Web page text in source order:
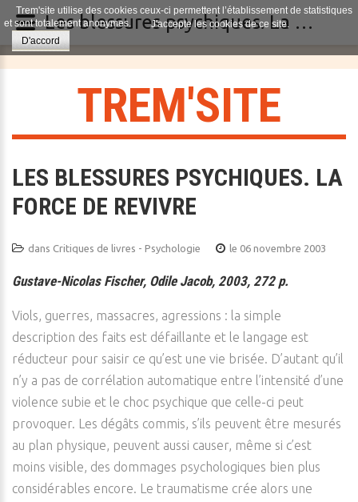
TREM'SITE
LES BLESSURES PSYCHIQUES. LA
FORCE DE REVIVRE
dans Critiques de livres - Psychologie le 06 novembre 2003
Gustave-Nicolas Fischer, Odile Jacob, 2003, 272 p.
Viols, guerres, massacres, agressions : la simple
description des faits est défaillante et le langage est
réducteur pour saisir ce qu’est une vie brisée. D’autant qu’il
n’y a pas de corrélation automatique entre l’intensité d’une
violence subie et le choc psychique que celle-ci peut
provoquer. Les dégâts commis, s’ils peuvent être mesurés
au plan physique, peuvent aussi causer, même si c’est
moins visible, des dommages psychologiques bien plus
considérables encore. Le traumatisme crée alors une
Trem'site utilise des cookies ceux-ci permettent l’établissement de statistiques
et sont totalement anonymes.
J'accepte les cookies de ce site.
D'accord
Les blessures psychiques. La force de revivre